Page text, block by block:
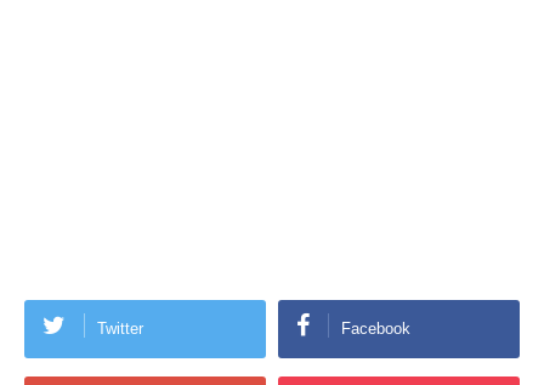
Twitter Facebook